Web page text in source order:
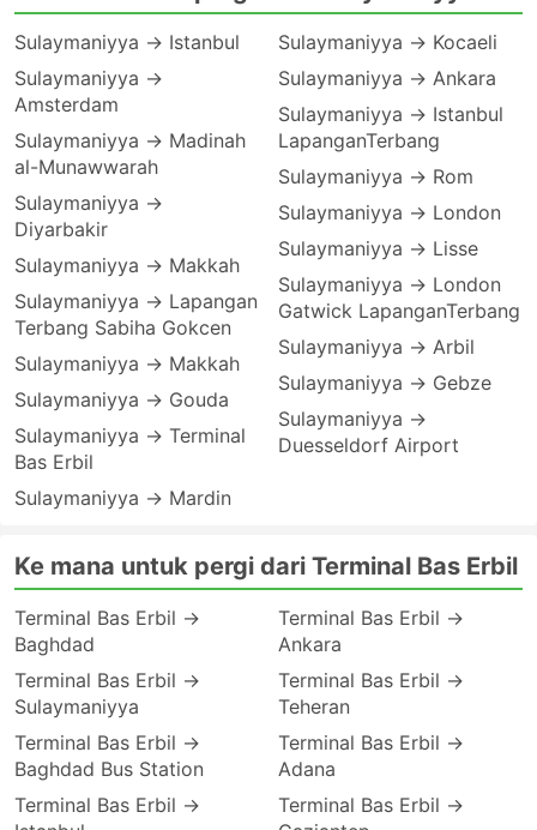
Sulaymaniyya → Istanbul
Sulaymaniyya →
Amsterdam
Sulaymaniyya → Madinah
al-Munawwarah
Sulaymaniyya →
Diyarbakir
Sulaymaniyya → Makkah
Sulaymaniyya → Lapangan
Terbang Sabiha Gokcen
Sulaymaniyya → Makkah
Sulaymaniyya → Gouda
Sulaymaniyya → Terminal
Bas Erbil
Sulaymaniyya → Mardin
Sulaymaniyya → Kocaeli
Sulaymaniyya → Ankara
Sulaymaniyya → Istanbul
LapanganTerbang
Sulaymaniyya → Rom
Sulaymaniyya → London
Sulaymaniyya → Lisse
Sulaymaniyya → London
Gatwick LapanganTerbang
Sulaymaniyya → Arbil
Sulaymaniyya → Gebze
Sulaymaniyya →
Duesseldorf Airport
Ke mana untuk pergi dari Terminal Bas Erbil
Terminal Bas Erbil →
Baghdad
Terminal Bas Erbil →
Sulaymaniyya
Terminal Bas Erbil →
Baghdad Bus Station
Terminal Bas Erbil →
Terminal Bas Erbil →
Ankara
Terminal Bas Erbil →
Teheran
Terminal Bas Erbil →
Adana
Terminal Bas Erbil →